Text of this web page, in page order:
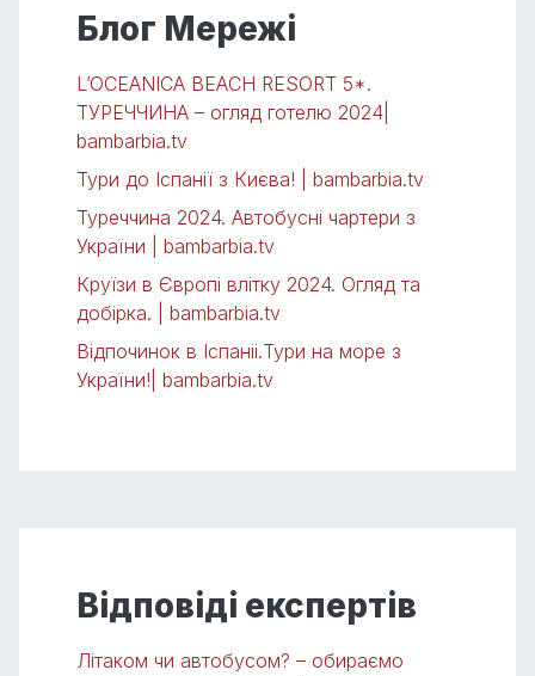
Блог Мережі
L’OCEANICA BEACH RESORT 5*.
ТУРЕЧЧИНА – огляд готелю 2024|
bambarbia.tv
Тури до Іспанії з Києва! | bambarbia.tv
Туреччина 2024. Автобусні чартери з
України | bambarbia.tv
Круїзи в Європі влітку 2024. Огляд та
добірка. | bambarbia.tv
Відпочинок в Іспаніі.Тури на море з
України!| bambarbia.tv
Відповіді експертів
Літаком чи автобусом? – обираємо